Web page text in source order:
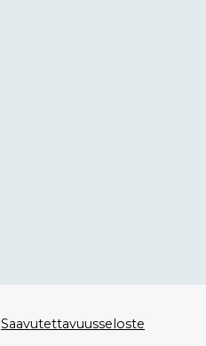
Saavutettavuusseloste